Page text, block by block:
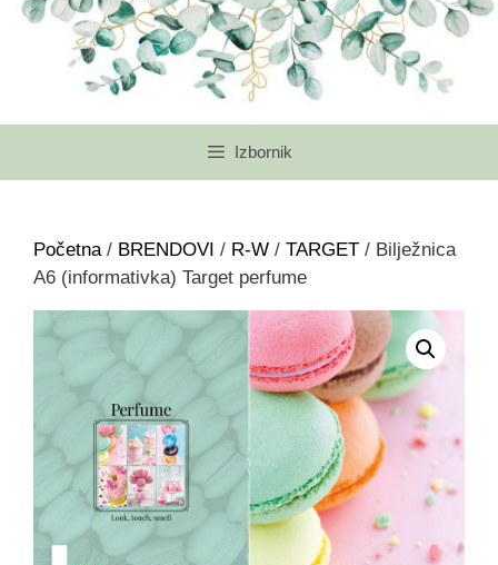
Izbornik
Početna/ BRENDOVI / R-W / TARGET / Bilježnica
A6 (informativka) Target perfume